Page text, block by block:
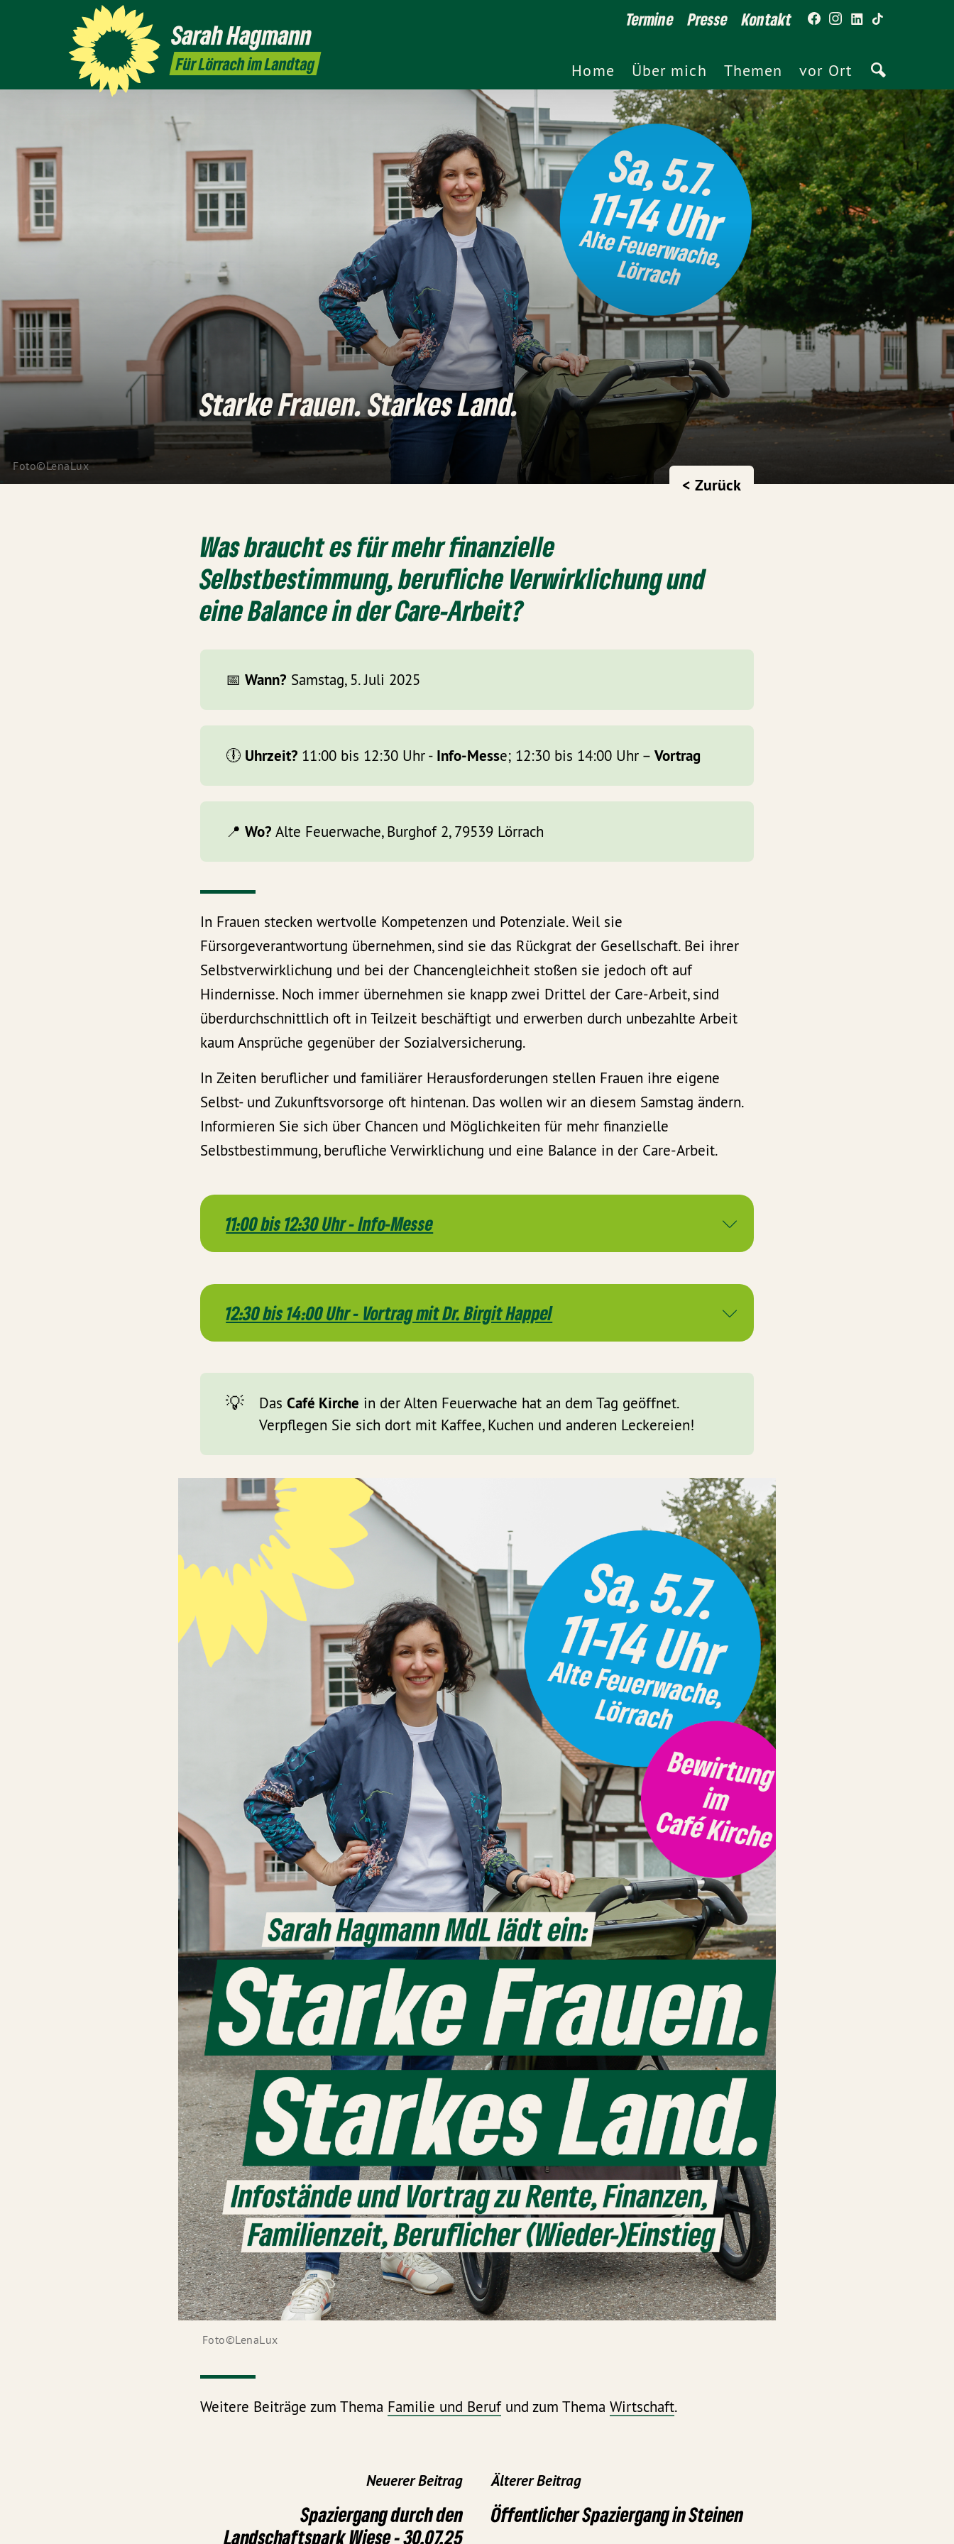
SarahHagmann
Für Lörrach im Landtag
Termine Presse Kontakt
Home Über mich Themen vor Ort
Foto©LenaLux
Starke Frauen. Starkes Land.
< Zurück
Was braucht es für mehr finanzielle
Selbstbestimmung, berufliche Verwirklichung und
eine Balance in der Care-Arbeit?
📅Wann? Samstag, 5. Juli 2025
🕕 Uhrzeit? 11:00 bis 12:30 Uhr - Info-Messe; 12:30 bis 14:00 Uhr –Vortrag
📍Wo? Alte Feuerwache, Burghof 2, 79539 Lörrach
In Frauen stecken wertvolle Kompetenzen und Potenziale. Weil sie
Fürsorgeverantwortung übernehmen, sind sie das Rückgrat der Gesellschaft. Bei ihrer
Selbstverwirklichung und bei der Chancengleichheit stoßen sie jedoch oft auf
Hindernisse. Noch immer übernehmen sie knapp zwei Drittel der Care-Arbeit, sind
überdurchschnittlich oft in Teilzeit beschäftigt und erwerben durch unbezahlte Arbeit
kaum Ansprüche gegenüber der Sozialversicherung.
In Zeiten beruflicher und familiärer Herausforderungen stellen Frauen ihre eigene
Selbst- und Zukunftsvorsorge oft hintenan. Das wollen wir an diesem Samstag ändern.
Informieren Sie sich über Chancen und Möglichkeiten für mehr finanzielle
Selbstbestimmung, berufliche Verwirklichung und eine Balance in der Care-Arbeit.
11:00 bis 12:30 Uhr - Info-Messe
sichere Rente.
Berufliche Veränderung
Berufliche Chancen
Gewalterfahrung
Integration
12:30 bis 14:00 Uhr - Vortrag mit Dr. Birgit Happel
Dr. Birgit Happel
💡 Das Café Kirche in der Alten Feuerwache hat an dem Tag geöffnet.
Verpflegen Sie sich dort mit Kaffee, Kuchen und anderen Leckereien!
Foto©LenaLux
Weitere Beiträge zum Thema Familie und Berufund zum ThemaWirtschaft.
Neuerer Beitrag
Spaziergang durch den
Landschaftspark Wiese - 30.07.25
Älterer Beitrag
Öffentlicher Spaziergang in Steinen